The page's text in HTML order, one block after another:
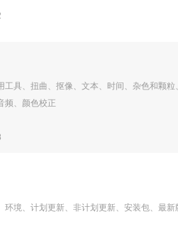
工具、扭曲、抠像、文本、时间、杂色和颗
频、颜色校正
环境、计划更新、非计划更新、安装包、最